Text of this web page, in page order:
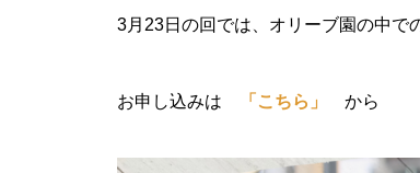
プのご案内
3月23日の回では、オリーブ園の中で
お申し込みは 「こちら」 から